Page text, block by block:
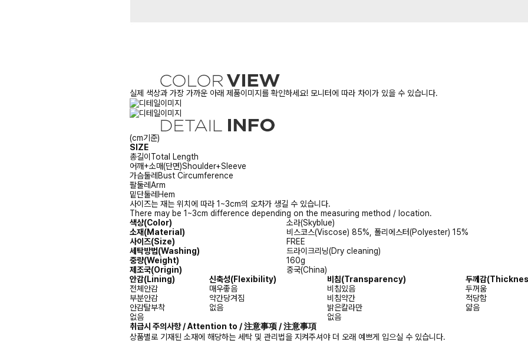
실제 색상과 가장 가까운 아래 제품이미지를 확인하세요! 모니터에 따라 차이가 있을 수 있습니다.
(cm기준)
SIZE
총길이 Total Length
어깨+소매(단면)Shoulder+Sleeve
가슴둘레 Bust Circumference
팔둘레Arm
밑단둘레 Hem
사이즈는 재는 위치에 따라 1~3cm의 오차가 생길 수 있습니다.
There may be 1~3cm difference depending on the measuring method / location.
색상(Color)
소라(Skyblue)
소재(Material)
비스코스(Viscose) 85%, 폴리에스터(Polyester) 15%
사이즈(Size)
FREE
세탁방법(Washing)
드라이크리닝(Dry cleaning)
중량(Weight)
160g
제조국(Origin)
중국(China)
안감(Lining) 신축성(Flexibility) 비침(Transparency) 두께감
전체안감
매우좋음 비침있음
두꺼움
부분안감
약간당겨짐 비침약간
적당함
안감탈부착
없음 밝은칼라만
얇음
없음
없음
취급시 주의사항 / Attention to / 注意事项 / 注意事項
상품별로 기재된 소재에 해당하는 세탁 및 관리법을 지켜주셔야 더 오래 예쁘게 입으실 수 있습니다.